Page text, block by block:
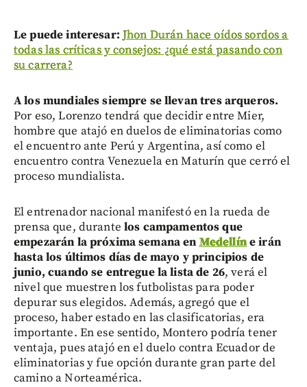
Le puede interesar: Jhon Durán hace oídos sordos a
todas las críticas y consejos: ¿qué está pasando con
su carrera?
A los mundiales siempre se llevan tres arqueros.
Por eso, Lorenzo tendrá que decidir entre Mier,
hombre que atajó en duelos de eliminatorias como
el encuentro ante Perú y Argentina, así como el
encuentro contra Venezuela en Maturín que cerró el
proceso mundialista.
El entrenador nacional manifestó en la rueda de
prensa que, durante los campamentos que
empezarán la próxima semana en Medellíne irán
hasta los últimos días de mayo y principios de
junio, cuando se entregue la lista de 26, verá el
nivel que muestren los futbolistas para poder
depurar sus elegidos. Además, agregó que el
proceso, haber estado en las clasificatorias, era
importante. En ese sentido, Montero podría tener
ventaja, pues atajó en el duelo contra Ecuador de
eliminatorias y fue opción durante gran parte del
camino a Norteamérica.